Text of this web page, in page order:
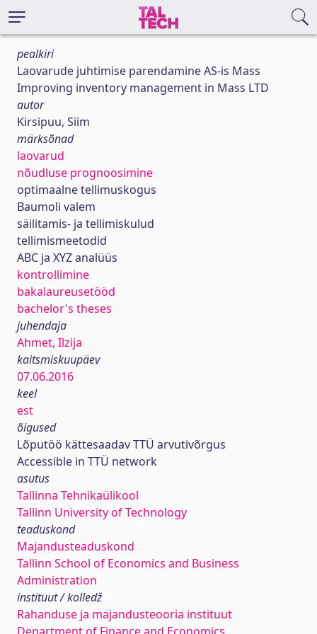
pealkiri
Laovarude juhtimise parendamine AS-is Mass
Improving inventory management in Mass LTD
autor
Kirsipuu, Siim
märksõnad
laovarud
nõudluse prognoosimine
optimaalne tellimuskogus
Baumoli valem
säilitamis- ja tellimiskulud
tellimismeetodid
ABC ja XYZ analüüs
kontrollimine
bakalaureusetööd
bachelor's theses
juhendaja
Ahmet, Ilzija
kaitsmiskuupäev
07.06.2016
keel
est
õigused
Lõputöö kättesaadav TTÜ arvutivõrgus
Accessible in TTÜ network
asutus
Tallinna Tehnikaülikool
Tallinn University of Technology
teaduskond
Majandusteaduskond
Tallinn School of Economics and Business
Administration
instituut / kolledž
Rahanduse ja majandusteooria instituut